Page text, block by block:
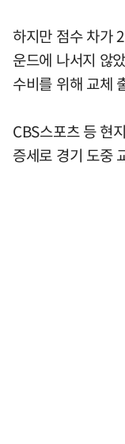
하지만 점수 차가
운드에 나서지 않
수비를 위해 교체
CBS스포츠 등 현
증세로 경기 도중